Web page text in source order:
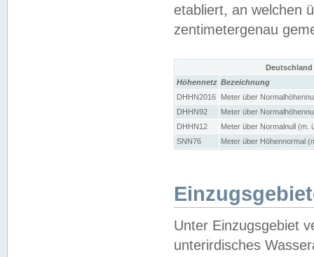
etabliert, an welchen
zentimetergenau
Höhennetz Bezeichnung
DHHN2016
Meter über
DHHN92
Meter über
DHHN12
Meter über Normalnull (m.
SNN76
Meter über Höhennormal
Unter Einzugsgebiet
unterirdisches